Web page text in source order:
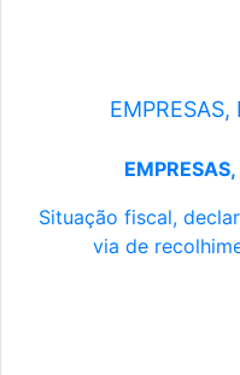
Situação fiscal,
via de